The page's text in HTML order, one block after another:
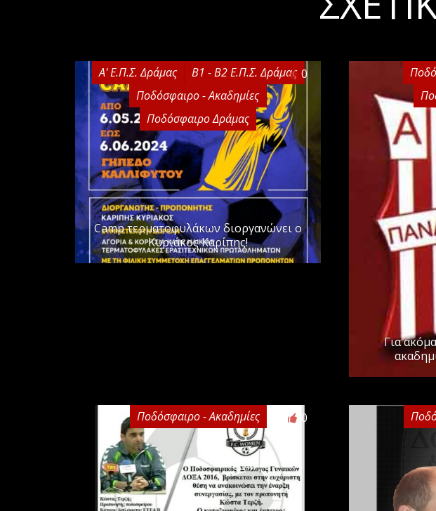
Α' Ε.Π.Σ. Δράμας
Β1 - Β2 Ε.Π.Σ. Δράμας
Ποδόσφαιρο - Ακαδημίες
Ποδόσφαιρο Δράμας
0
Camp τερματοφυλάκων διοργανώνει ο
Κυριάκος Καρίπης!
Για
Ποδόσφαιρο - Ακαδημίες 0